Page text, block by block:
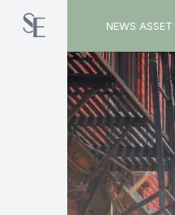
NEWS ASSET
Toute l'actualité